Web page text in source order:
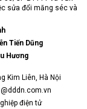
sửa đổi măng séc và
Tiến Dũng
Hương
Kim Liên, Hà Nội
điện tử